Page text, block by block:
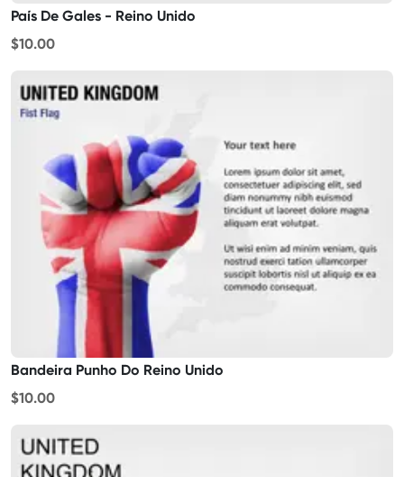
País De Gales - Reino Unido
$10.00
Bandeira Punho Do Reino Unido
$10.00